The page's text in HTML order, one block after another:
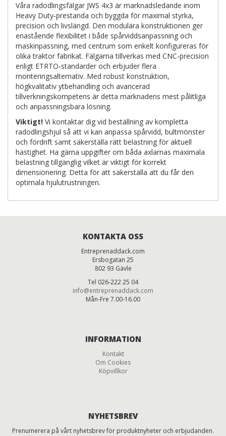
Våra radodlingsfälgar JWS 4x3 är marknadsledande inom
Heavy Duty‑prestanda och byggda för maximal styrka,
precision och livslängd. Den modulära konstruktionen ger
enastående flexibilitet i både spårviddsanpassning och
maskinpassning, med centrum som enkelt konfigureras för
olika traktor fabrikat. Fälgarna tillverkas med CNC‑precision
enligt ETRTO‑standarder och erbjuder flera
monteringsalternativ. Med robust konstruktion,
högkvalitativ ytbehandling och avancerad
tillverkningskompetens är detta marknadens mest pålitliga
och anpassningsbara lösning.
Viktigt! Vi kontaktar dig vid beställning av kompletta
radodlingshjul så att vi kan anpassa spårvidd, bultmönster
och fördrift samt säkerställa rätt belastning för aktuell
hastighet. Ha gärna uppgifter om båda axlarnas maximala
belastning tillgänglig vilket är viktigt för korrekt
dimensionering. Detta för att säkerställa att du får den
optimala hjulutrustningen.
KONTAKTA OSS
Entreprenaddack.com
Ersbogatan 25
802 93 Gävle
Tel 026-222 25 04
info@entreprenaddack.com
Mån-Fre 7.00-16.00
INFORMATION
Kontakt
Om Cookies
Köpvillkor
NYHETSBREV
Prenumerera på vårt nyhetsbrev för produktnyheter och erbjudanden.